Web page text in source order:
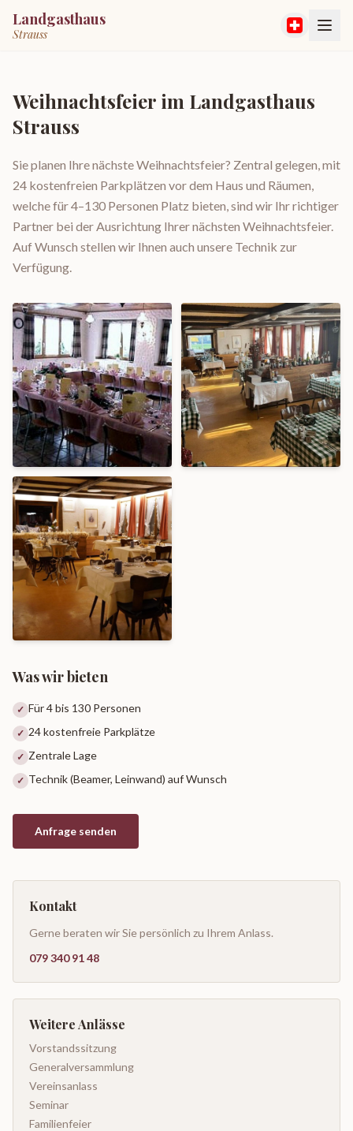
Landgasthaus
Strauss
Weihnachtsfeier im Landgasthaus
Strauss
Sie planen Ihre nächste Weihnachtsfeier? Zentral gelegen, mit
24 kostenfreien Parkplätzen vor dem Haus und Räumen,
welche für 4–130 Personen Platz bieten, sind wir Ihr richtiger
Partner bei der Ausrichtung Ihrer nächsten Weihnachtsfeier.
Auf Wunsch stellen wir Ihnen auch unsere Technik zur
Verfügung.
Was wir bieten
✓ Für 4 bis 130 Personen
✓ 24 kostenfreie Parkplätze
✓ Zentrale Lage
✓ Technik (Beamer, Leinwand) auf Wunsch
Anfrage senden
Kontakt
Gerne beraten wir Sie persönlich zu Ihrem Anlass.
079 340 91 48
Weitere Anlässe
Vorstandssitzung
Generalversammlung
Vereinsanlass
Seminar
Familienfeier